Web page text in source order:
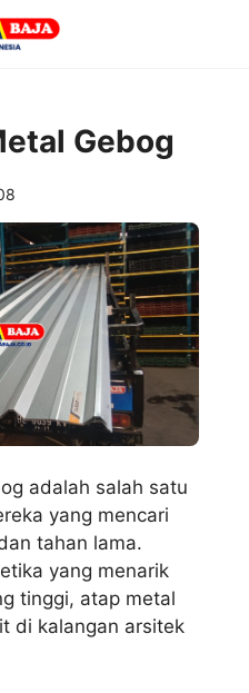
Gebog
adalah salah satu
yang mencari
tahan lama.
yang menarik
tinggi, atap metal
di kalangan arsitek